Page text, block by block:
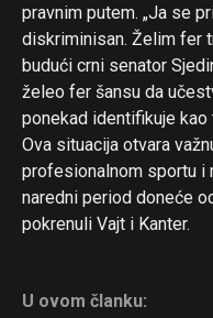
pravnim putem. „Ja se
diskriminisan. Želim fer
budući crni senator
želeo fer šansu da
ponekad identifikuje kao
Ova situacija otvara
profesionalnom sportu i
naredni period doneće
pokrenuli Vajt i Kanter.
U ovom članku: